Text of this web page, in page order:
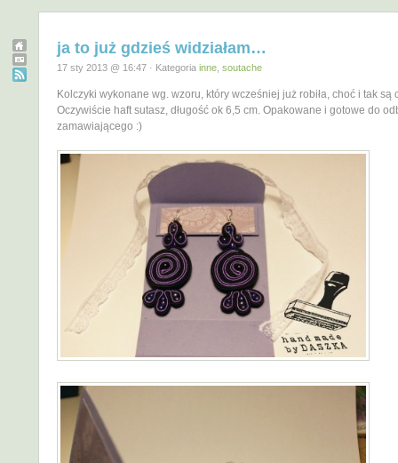
ja to już gdzieś widziałam…
17 sty 2013 @ 16:47 · Kategoria inne soutache
Kolczyki wykonane wg. wzoru, który wcześniej już robiła, choć i tak są
Oczywiście haft sutasz, długość ok 6,5 cm. Opakowane i gotowe do
zamawiającego :)